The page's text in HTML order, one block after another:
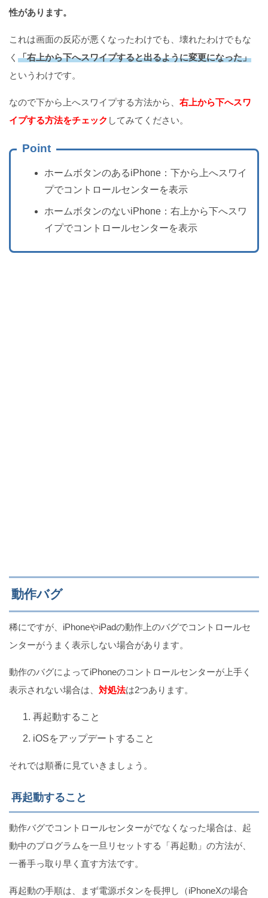
性があります。
これは画面の反応が悪くなったわけでも、壊れたわけでもな
く 「右上から下へスワイプすると出るように変更になった」
というわけです。
なので下から上へスワイプする方法から、 右上から下へスワ
イプする方法をチェック してみてください。
Point
ホームボタンのあるiPhone：下から上へスワイ
プでコントロールセンターを表示
ホームボタンのないiPhone：右上から下へスワ
イプでコントロールセンターを表示
動作バグ
稀にですが、iPhoneやiPadの動作上のバグでコントロールセ
ンターがうまく表示しない場合があります。
動作のバグによってiPhoneのコントロールセンターが上手く
表示されない場合は、 対処法は2つあります。
再起動すること
iOSをアップデートすること
それでは順番に見ていきましょう。
再起動すること
動作バグでコントロールセンターがでなくなった場合は、起
動中のプログラムを一旦リセットする「再起動」の方法が、
一番手っ取り早く直す方法です。
再起動の手順は、まず電源ボタンを長押し（iPhoneXの場合